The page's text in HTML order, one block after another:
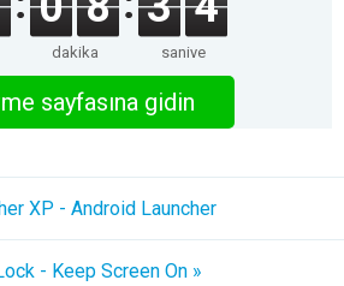
dakika saniye
sayfasına gidin
XP - Android Launcher
- Keep Screen On »